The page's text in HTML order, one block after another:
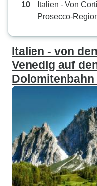
Italien - Von
Prosecco-
Italien - von
Venedig auf
Dolomitenbahn